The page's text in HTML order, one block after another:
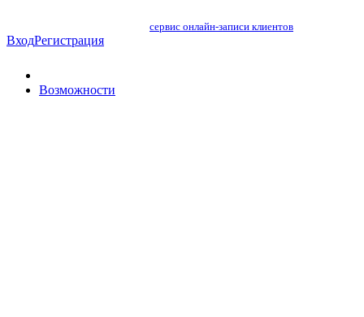
сервис онлайн-записи клиентов
ВходРегистрация
Возможности